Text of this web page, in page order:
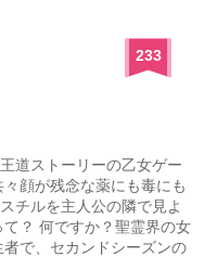
233
道ストーリーの乙女ゲー
顔が残念な薬にも毒にも
チルを主人公の隣で見よ
？ 何ですか？聖霊界の女
で、セカンドシーズンの